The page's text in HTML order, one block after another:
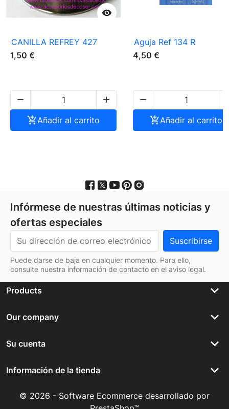

CANILLA REFREY 427
1,50 €


Añadir al carrito
Aguja Ref 134 R
4,50 €

Añadir al carrito
Infórmese de nuestras últimas noticias y
ofertas especiales
Puede darse de baja en cualquier momento. Para ello,
consulte nuestra información de contacto en el aviso legal.
Products keyboard_arrow_down
Our company keyboard_arrow_down
Su cuenta keyboard_arrow_down
Información de la tienda keyboard_arrow_down
© 2026 - Software Ecommerce desarrollado por